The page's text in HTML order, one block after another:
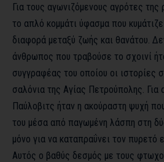
Για τους αγωνιζόμενους αγρότες
το απλό κομμάτι ύφασμα που
διαφορά μεταξύ ζωής και θανάτου.
άνθρωπος που τραβούσε το σχοινί
συγγραφέας του οποίου οι ιστορίες
σαλόνια της Αγίας Πετρούπολης. Για
Παύλοβιτς ήταν η ακούραστη ψυχή
του μέσα από παγωμένη λάσπη στη
μόνο για να καταπραΰνει τον πυρετό
Αυτός ο βαθύς δεσμός με τους